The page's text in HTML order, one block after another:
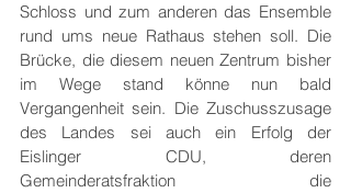
Schloss und zum anderen das Ensemble
rund ums neue Rathaus stehen soll. Die
Brücke, die diesem neuen Zentrum bisher
im Wege stand könne nun bald
Vergangenheit sein. Die Zuschusszusage
des Landes sei auch ein Erfolg der
Eislinger CDU, deren
Gemeinderatsfraktion die